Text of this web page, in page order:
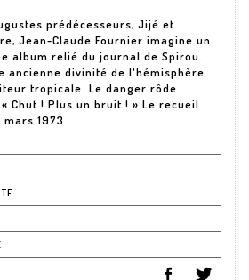
prédécesseurs, Jijé et
Jean-Claude Fournier imagine un
album relié du journal de Spirou.
ancienne divinité de l'hémisphère
tropicale. Le danger rôde.
Chut ! Plus un bruit ! » Le recueil
1973.